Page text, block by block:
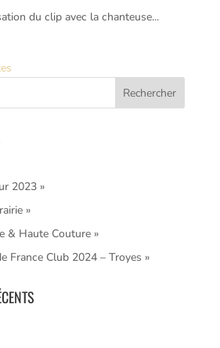
du clip avec la chanteuse...
2023 »
»
& Haute Couture »
France Club 2024 – Troyes »